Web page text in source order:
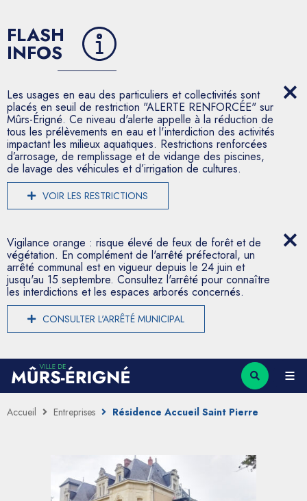
FLASH
INFOS
Les usages en eau des particuliers et collectivités sont
placés en seuil de restriction "ALERTE RENFORCÉE" sur
Mûrs-Érigné. Ce niveau d'alerte appelle à la réduction de
tous les prélèvements en eau et l'interdiction des activités
impactant les milieux aquatiques. Restrictions renforcées
d’arrosage, de remplissage et de vidange des piscines,
de lavage des véhicules et d’irrigation de cultures.
VOIR LES RESTRICTIONS
Vigilance orange : risque élevé de feux de forêt et de
végétation. En complément de l'arrêté préfectoral, un
arrêté communal est en vigueur depuis le 24 juin et
jusqu'au 15 septembre. Consultez l'arrêté pour connaître
les interdictions et les espaces arborés concernés.
CONSULTER L'ARRÊTÉ MUNICIPAL
Accueil Entreprises Résidence Accueil Saint Pierre